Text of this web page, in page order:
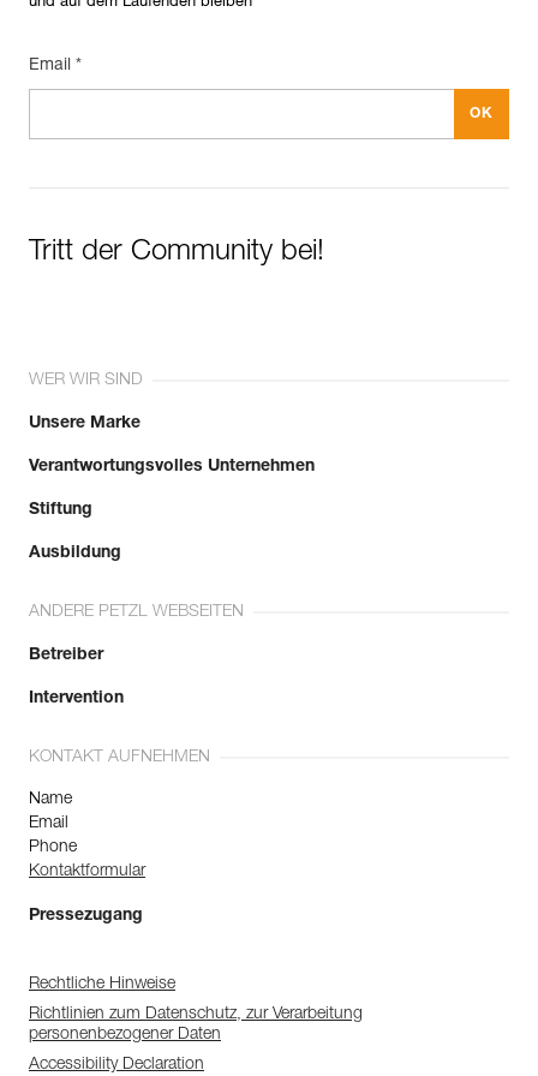
Email *
Tritt der Community bei!
WER WIR SIND
Unsere Marke
Verantwortungsvolles Unternehmen
Stiftung
Ausbildung
ANDERE PETZL WEBSEITEN
Betreiber
Intervention
KONTAKT AUFNEHMEN
Name
Email
Phone
Kontaktformular
Pressezugang
Rechtliche Hinweise
Richtlinien zum Datenschutz, zur Verarbeitung
personenbezogener Daten
Accessibility Declaration